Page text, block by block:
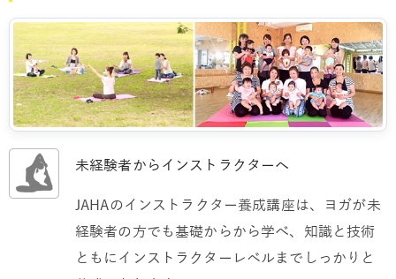
未経験者からインストラクターへ
JAHAのインストラクター養成講座は、ヨガが未
経験者の方でも基礎からから学べ、知識と技術
ともにインストラクターレベルまでしっかりと